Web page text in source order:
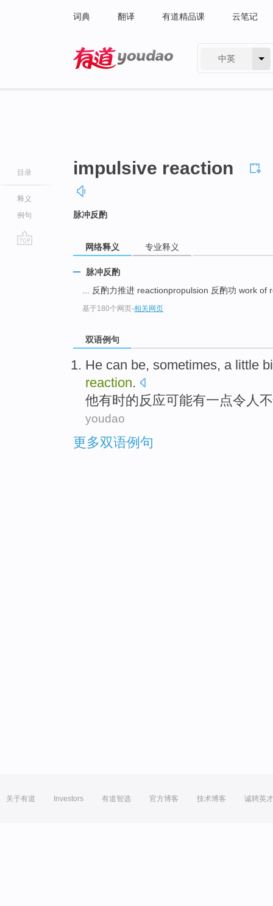
词典 翻译 有道精品课 云笔记
中英
目录
释义
例句
impulsive reaction
脉冲反酌
网络释义 专业释义
脉冲反酌
... 反酌力推进 reactionpropulsion 反酌功 work of
基于180个网页-相关网页
双语例句
He can be, sometimes, a little
reaction.
他有时的反应可能有一点令人
youdao
更多双语例句
关于有道 Investors 有道智选 官方博客 技术博客 诚聘英才